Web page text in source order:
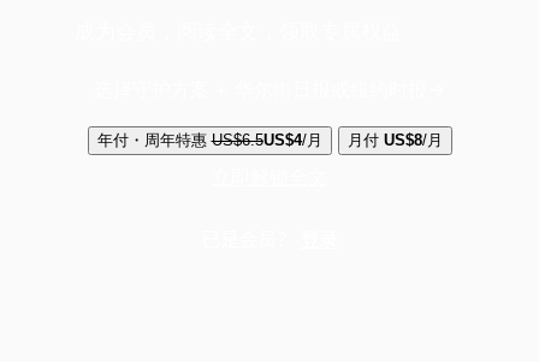
年付・周年特惠 US$6.5US$4/月 月付 US$8/月